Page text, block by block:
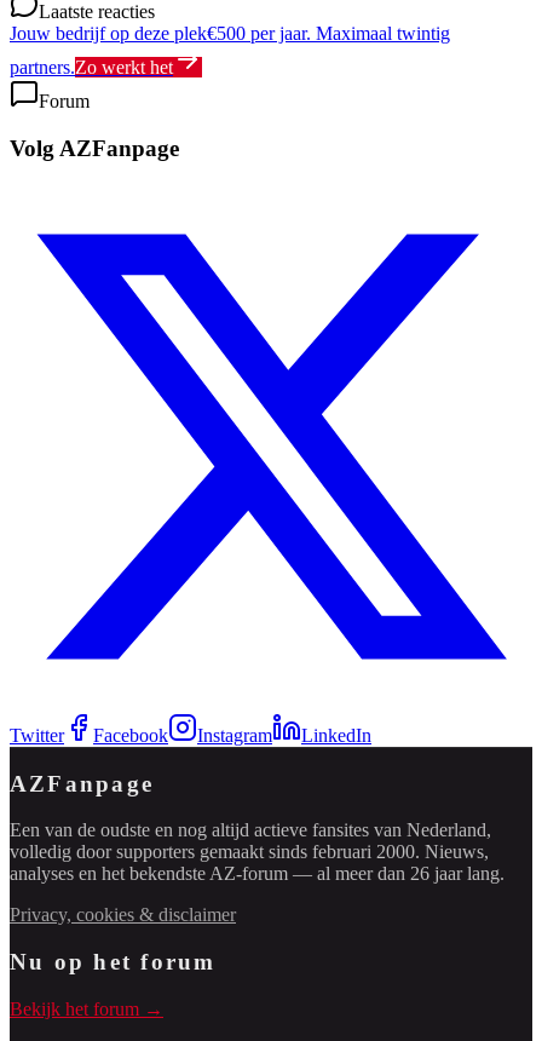
Laatste reacties
Jouw bedrijf op deze plek€500 per jaar. Maximaal twintig
partners.Zo werkt het
Forum
Volg AZFanpage
Twitter Facebook Instagram LinkedIn
AZFanpage
Een van de oudste en nog altijd actieve fansites van Nederland,
volledig door supporters gemaakt sinds februari 2000. Nieuws,
analyses en het bekendste AZ-forum — al meer dan 26 jaar lang.
Privacy, cookies & disclaimer
Nu op het forum
Bekijk het forum →